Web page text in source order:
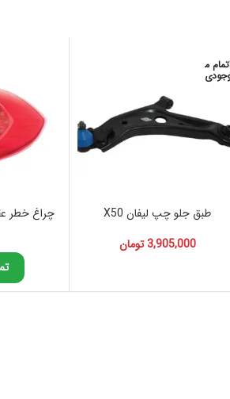
م
طبق جلو چپ لیفان X50
3,905,000 تومان
چراغ خطر